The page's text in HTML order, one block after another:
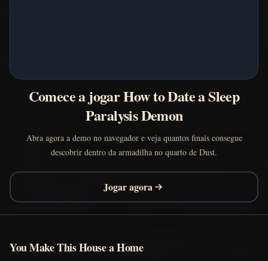
Comece a jogar How to Date a Sleep
Paralysis Demon
Abra agora a demo no navegador e veja quantos finais consegue
descobrir dentro da armadilha no quarto de Dust.
Jogar agora
You Make This House a Home